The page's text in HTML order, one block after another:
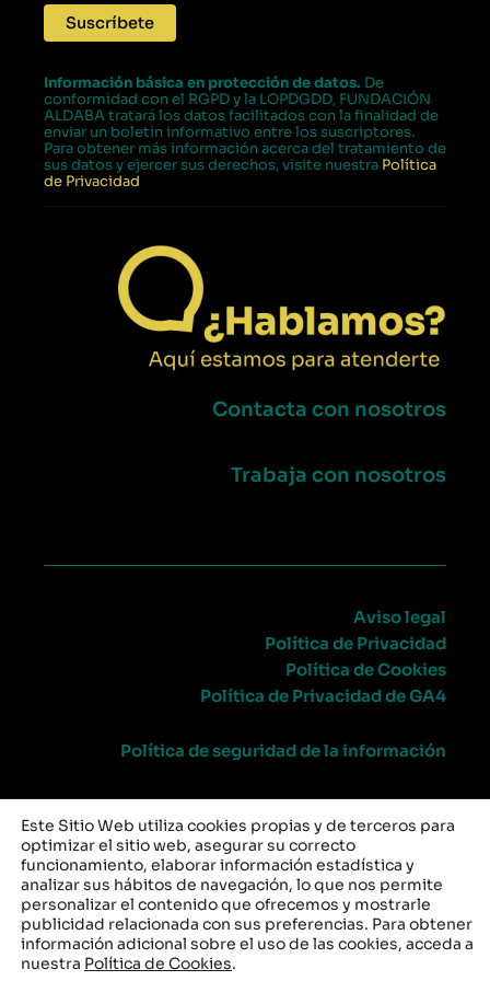
Información básica en protección de datos. De
conformidad con el RGPD y la LOPDGDD, FUNDACIÓN
ALDABA tratará los datos facilitados con la finalidad de
enviar un boletín informativo entre los suscriptores.
Para obtener más información acerca del tratamiento de
sus datos y ejercer sus derechos, visite nuestra Política
de Privacidad
Contacta con nosotros
Trabaja con nosotros
Aviso legal
Política de Privacidad
Política de Cookies
Política de Privacidad de GA4
Política de seguridad de la información
CANAL DE DENUNCIAS
Este Sitio Web utiliza cookies propias y de terceros para
optimizar el sitio web, asegurar su correcto
funcionamiento, elaborar información estadística y
analizar sus hábitos de navegación, lo que nos permite
personalizar el contenido que ofrecemos y mostrarle
publicidad relacionada con sus preferencias. Para obtener
información adicional sobre el uso de las cookies, acceda a
nuestra Política de Cookies.